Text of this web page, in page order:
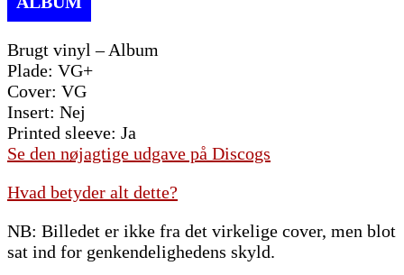
Brugt vinyl – Album
Plade: VG+
Cover: VG
Insert: Nej
Printed sleeve: Ja
Se den nøjagtige udgave på Discogs
Hvad betyder alt dette?
NB: Billedet er ikke fra det virkelige cover, men blot
sat ind for genkendelighedens skyld.